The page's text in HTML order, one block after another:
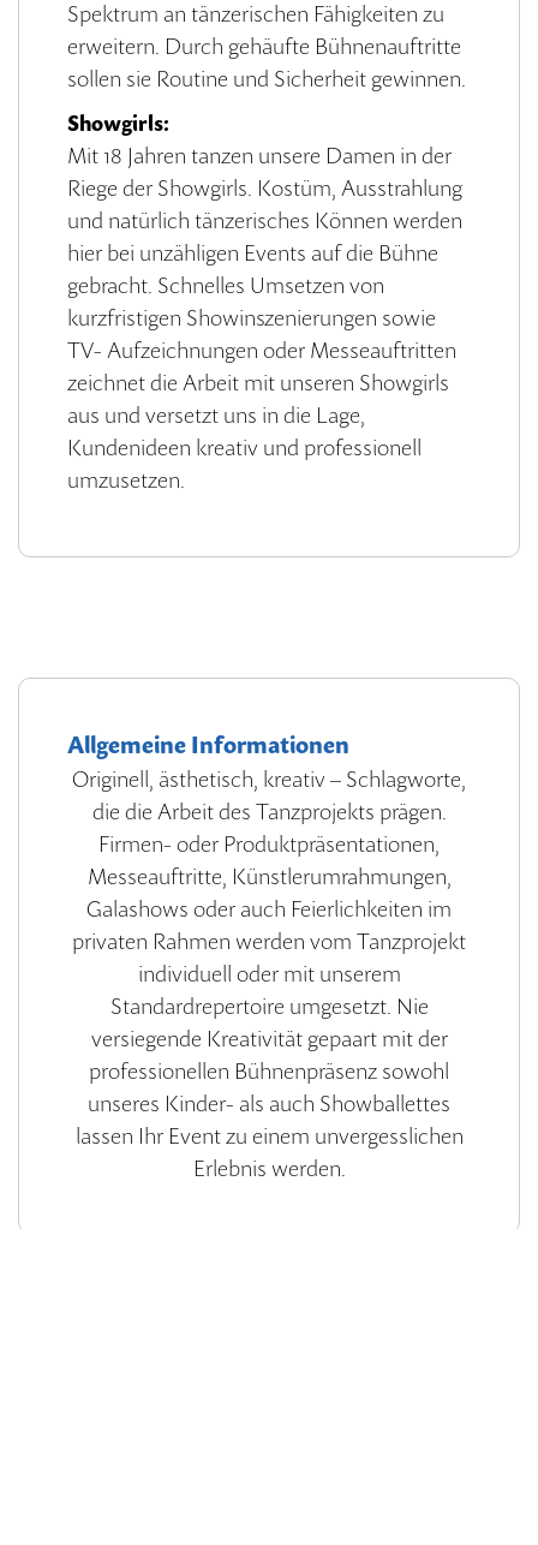
Spektrum an tänzerischen Fähigkeiten zu
erweitern. Durch gehäufte Bühnenauftritte
sollen sie Routine und Sicherheit gewinnen.
Showgirls:
Mit 18 Jahren tanzen unsere Damen in der
Riege der Showgirls. Kostüm, Ausstrahlung
und natürlich tänzerisches Können werden
hier bei unzähligen Events auf die Bühne
gebracht. Schnelles Umsetzen von
kurzfristigen Showinszenierungen sowie
TV- Aufzeichnungen oder Messeauftritten
zeichnet die Arbeit mit unseren Showgirls
aus und versetzt uns in die Lage,
Kundenideen kreativ und professionell
umzusetzen.
Allgemeine Informationen
Originell, ästhetisch, kreativ – Schlagworte,
die die Arbeit des Tanzprojekts prägen.
Firmen- oder Produktpräsentationen,
Messeauftritte, Künstlerumrahmungen,
Galashows oder auch Feierlichkeiten im
privaten Rahmen werden vom Tanzprojekt
individuell oder mit unserem
Standardrepertoire umgesetzt. Nie
versiegende Kreativität gepaart mit der
professionellen Bühnenpräsenz sowohl
unseres Kinder- als auch Showballettes
lassen Ihr Event zu einem unvergesslichen
Erlebnis werden.